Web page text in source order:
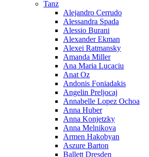
Tanz
Alejandro Cerrudo
Alessandra Spada
Alessio Burani
Alexander Ekman
Alexei Ratmansky
Amanda Miller
Ana Maria Lucaciu
Anat Oz
Andonis Foniadakis
Angelin Preljocaj
Annabelle Lopez Ochoa
Anna Huber
Anna Konjetzky
Anna Melnikova
Armen Hakobyan
Aszure Barton
Ballett Dresden